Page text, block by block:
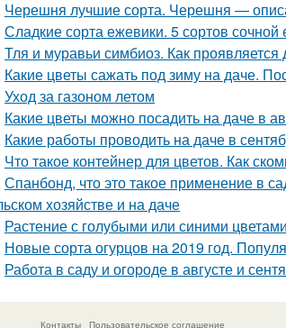
Черешня лучшие сорта. Черешня —
Сладкие сорта ежевики. 5 сортов
Тля и муравьи симбиоз. Как
Какие цветы сажать под зиму на даче.
Уход за газоном летом
Какие цветы можно посадить на даче в
Какие работы проводить на даче в
Что такое контейнер для цветов. Как
Спанбонд, что это такое применение в
хозяйстве и на даче
Растение с голубыми или синими
Новые сорта огурцов на 2019 год.
Работа в саду и огороде в августе и
Контакты Пользовательское соглашение